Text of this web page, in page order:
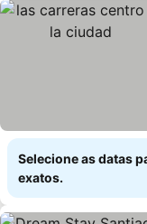
Selecione as datas
exatos.